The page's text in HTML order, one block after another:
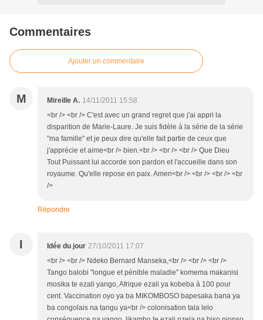
Commentaires
Ajouter un commentaire
M Mireille A. 14/11/2011 15:58
<br /> <br /> C'est avec un grand regret que j'ai appri la
disparition de Marie-Laure. Je suis fidèle à la série de la série
"ma famille" et je peux dire qu'elle fait partie de ceux que
j'apprécie et aime<br /> bien.<br /> <br /> <br /> Que Dieu
Tout Puissant lui accorde son pardon et l'accueille dans son
royaume. Qu'elle repose en paix. Amen<br /> <br /> <br /> <br
/>
Répondre
I Idée du jour 27/10/2011 17:07
<br /> <br /> Ndeko Bernard Manseka,<br /> <br /> <br />
Tango balobi "longue et pénible maladie" komema makanisi
mosika te ezali yango, Afrique ezali ya kobeba à 100 pour
cent. Vaccination oyo ya ba MIKOMBOSO bapesaka bana ya
ba congolais na tangu ya<br /> colonisation tala lelo